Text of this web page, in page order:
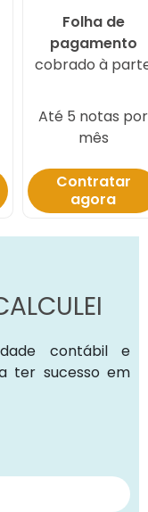
Folha de
pagamento
cobrado à
Até 5 notas por
mês
Contratar
agora
contábil e
ter sucesso em